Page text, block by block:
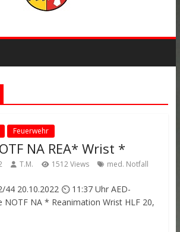
Feuerwehr
NA REA* Wrist *
T.M. 1512 Views med. Notfall
44 20.10.2022 ⏲ 11:37 Uhr AED-
NOTF NA * Reanimation Wrist HLF 20,